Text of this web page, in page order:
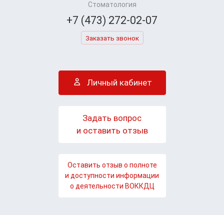
Стоматология
+7 (473) 272-02-07
Заказать звонок
Личный кабинет
Задать вопрос
и оставить отзыв
Оставить отзыв о полноте
и доступности информации
о деятельности ВОККДЦ